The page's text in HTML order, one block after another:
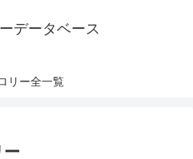
データベース
リー全一覧
ー